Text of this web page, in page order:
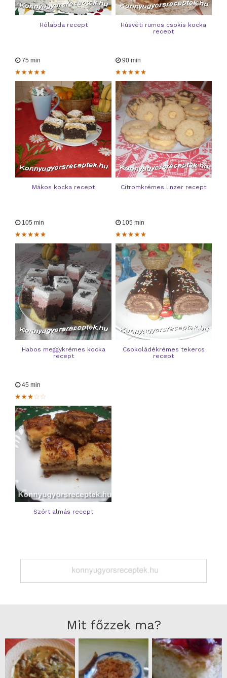
Hólabda recept
Húsvéti rumos csokis kocka
recept
75 min
Mákos kocka recept
90 min
Citromkrémes linzer recept
105 min
Habos meggykrémes kocka
recept
105 min
Csokoládékrémes tekercs
recept
45 min
Szórt almás recept
Mit főzzek ma?